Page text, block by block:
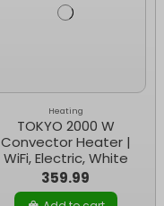
Heating
TOKYO 2000 W
Convector Heater |
WiFi, Electric, White
359.99